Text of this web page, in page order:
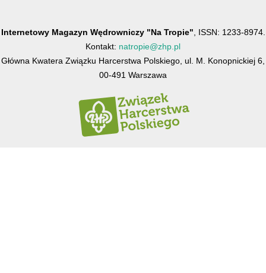
Internetowy Magazyn Wędrowniczy "Na Tropie" , ISSN: 1233-8974.
Kontakt: natropie@zhp.pl
Główna Kwatera Związku Harcerstwa Polskiego, ul. M. Konopnickiej 6,
00-491 Warszawa